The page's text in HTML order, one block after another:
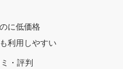
に低価格
利用しやすい
・評判